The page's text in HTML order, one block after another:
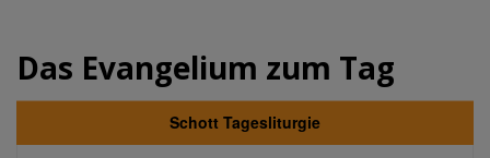
Das Evangelium zum Tag
Schott Tagesliturgie